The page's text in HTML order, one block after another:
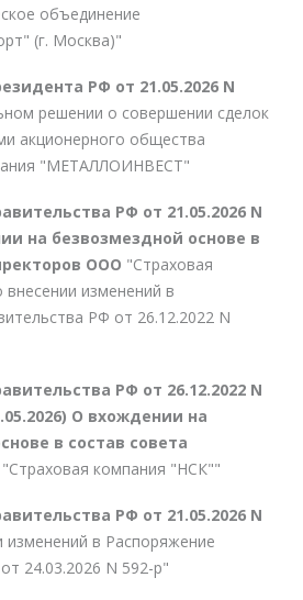
объединение
(г. Москва)"
РФ от 21.05.2026 N
решении о совершении сделок
акционерного общества
"МЕТАЛЛОИНВЕСТ"
РФ от 21.05.2026 N
на безвозмездной основе в
ООО "Страховая
изменений в
РФ от 26.12.2022 N
РФ от 26.12.2022 N
О вхождении на
в состав совета
"Страховая компания "НСК""
РФ от 21.05.2026 N
изменений в Распоряжение
24.03.2026 N 592-р"